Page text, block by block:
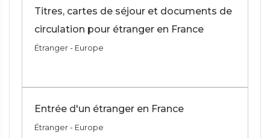
Titres, cartes de séjour et documents de
circulation pour étranger en France
Étranger - Europe
Entrée d'un étranger en France
Étranger - Europe